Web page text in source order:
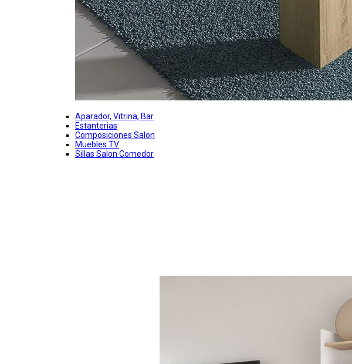
Aparador, Vitrina, Bar
Estanterias
Composiciones Salon
Muebles TV
Sillas Salon Comedor